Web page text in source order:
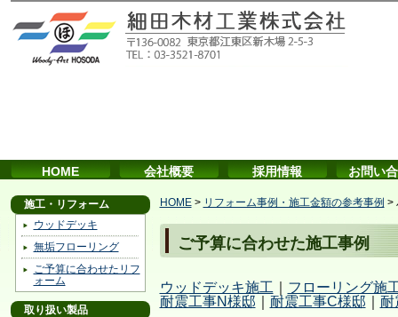
HOME 会社概要 採用情報 お問い
施工・リフォーム
ウッドデッキ
無垢フローリング
ご予算に合わせたリフ
ォーム
取り扱い製品
HOME> リフォーム事例・施工金額の参考事例 >
ご予算に合わせた施工事例
ウッドデッキ施工
フローリング施
耐震工事N様邸
耐震工事C様邸 耐